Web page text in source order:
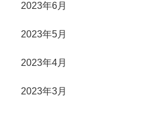
2023年6月
2023年5月
2023年4月
2023年3月